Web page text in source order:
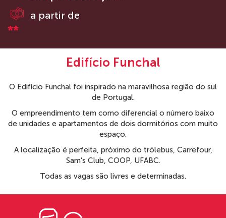
a partir de
**
Edifício Funchal
O Edifício Funchal foi inspirado na maravilhosa região do sul
de Portugal.
O empreendimento tem como diferencial o número baixo
de unidades e apartamentos de dois dormitórios com muito
espaço.
A localização é perfeita, próximo do trólebus, Carrefour,
Sam’s Club, COOP, UFABC.
Todas as vagas são livres e determinadas.